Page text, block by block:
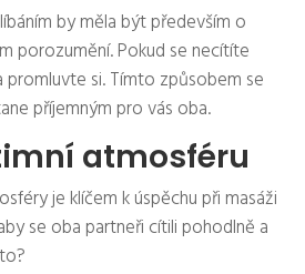
by měla být především o
porozumění. Pokud se necítíte
si. Tímto způsobem se
příjemným pro vás oba.
atmosféru
je klíčem k úspěchu při masáži
se oba partneři cítili pohodlně a